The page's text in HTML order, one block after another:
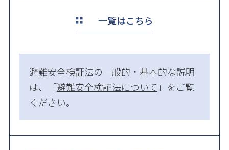
一覧はこちら
避難安全検証法の一般的・基本的な説明
は、「避難安全検証法について 」をご覧
ください。